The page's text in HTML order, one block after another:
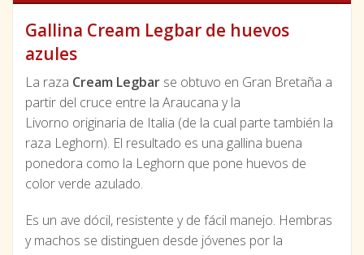
Gallina Cream Legbar de huevos
azules
La raza Cream Legbar se obtuvo en Gran Bretaña a
partir del cruce entre la Araucana y la
Livorno originaria de Italia (de la cual parte también la
raza Leghorn). El resultado es una gallina buena
ponedora como la Leghorn que pone huevos de
color verde azulado.
Es un ave dócil, resistente y de fácil manejo. Hembras
y machos se distinguen desde jóvenes por la